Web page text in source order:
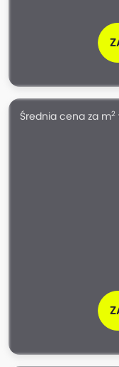
Średnia cena za m2